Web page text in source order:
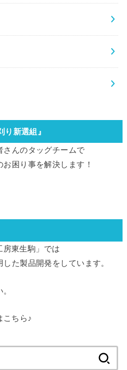
新選組』
さんのタッグチームで
困り事を解決します！
東生駒」では
た製品開発をしています。
こちら♪
索: